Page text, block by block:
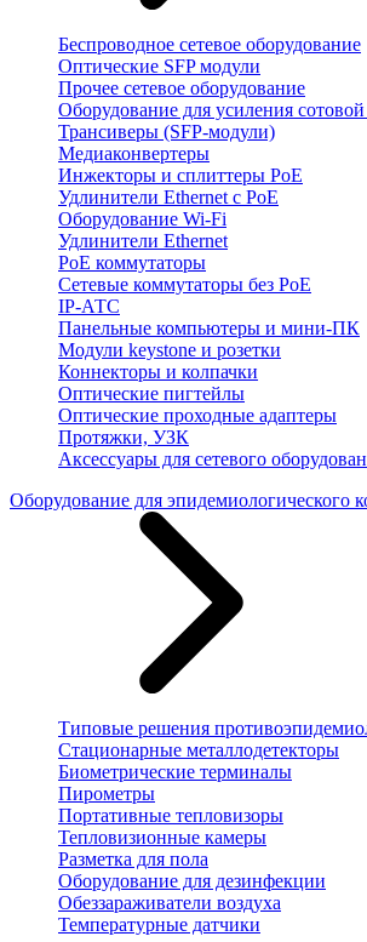
Беспроводное сетевое оборудование
Оптические SFP модули
Прочее сетевое оборудование
Оборудование для усиления сотовой
Трансиверы (SFP-модули)
Медиаконвертеры
Инжекторы и сплиттеры PoE
Удлинители Ethernet с PoE
Оборудование Wi-Fi
Удлинители Ethernet
PoE коммутаторы
Сетевые коммутаторы без PoE
IP-АТС
Панельные компьютеры и мини-ПК
Модули keystone и розетки
Коннекторы и колпачки
Оптические пигтейлы
Оптические проходные адаптеры
Протяжки, УЗК
Аксессуары для сетевого
Оборудование для эпидемиологического
Типовые решения
Стационарные металлодетекторы
Биометрические терминалы
Пирометры
Портативные тепловизоры
Тепловизионные камеры
Разметка для пола
Оборудование для дезинфекции
Обеззараживатели воздуха
Температурные датчики